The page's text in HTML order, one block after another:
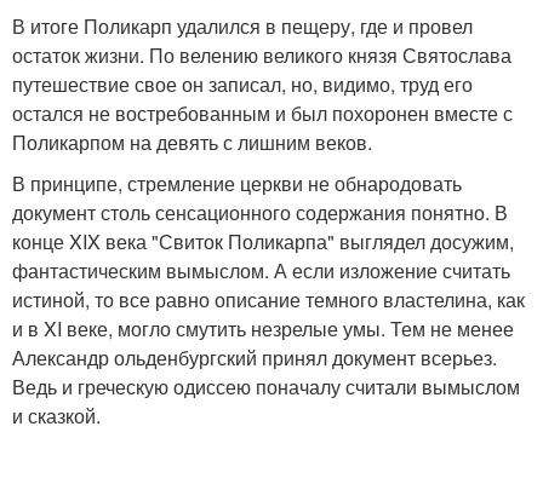
В итоге Поликарп удалился в пещеру, где и провел
остаток жизни. По велению великого князя Святослава
путешествие свое он записал, но, видимо, труд его
остался не востребованным и был похоронен вместе с
Поликарпом на девять с лишним веков.
В принципе, стремление церкви не обнародовать
документ столь сенсационного содержания понятно. В
конце XIX века "Свиток Поликарпа" выглядел досужим,
фантастическим вымыслом. А если изложение считать
истиной, то все равно описание темного властелина, как
и в XI веке, могло смутить незрелые умы. Тем не менее
Александр ольденбургский принял документ всерьез.
Ведь и греческую одиссею поначалу считали вымыслом
и сказкой.